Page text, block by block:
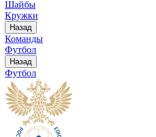
Шайбы
Кружки
Назад
Команды
Футбол
Назад
Футбол